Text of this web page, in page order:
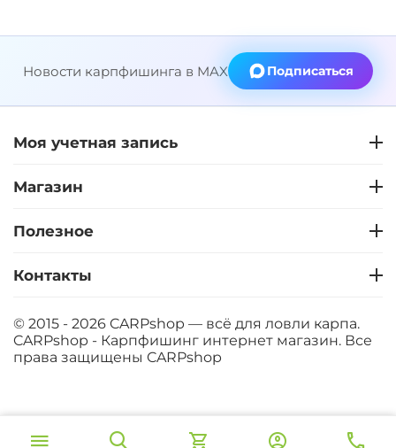
Новости карпфишинга в MAX Подписаться
Моя учетная запись
Магазин
Полезное
Контакты
© 2015 - 2026 CARPshop — всё для ловли карпа.
CARPshop - Карпфишинг интернет магазин. Все
права защищены CARPshop
‍8 067‍ В корзину